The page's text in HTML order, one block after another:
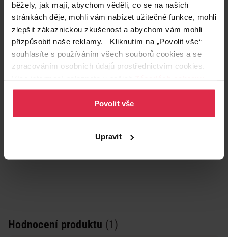
běžely, jak mají, abychom věděli, co se na našich
stránkách děje, mohli vám nabízet užitečné funkce, mohli
zlepšit zákaznickou zkušenost a abychom vám mohli
přizpůsobit naše reklamy. Kliknutím na „Povolit vše“
souhlasíte s používáním všech souborů cookies a se
zpracováním osobních údajů prostřednictvím cookies.
osobních údajů.
Povolit vše
Upravit
Podobné produkty
Hodnocení produktu (1)